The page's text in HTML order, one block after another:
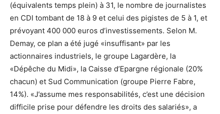
(équivalents temps plein) à 31, le nombre de journalistes
en CDI tombant de 18 à 9 et celui des pigistes de 5 à 1, et
prévoyant 400 000 euros d’investissements. Selon M.
Demay, ce plan a été jugé «insuffisant» par les
actionnaires industriels, le groupe Lagardère, la
«Dépêche du Midi», la Caisse d’Epargne régionale (20%
chacun) et Sud Communication (groupe Pierre Fabre,
14%). «J’assume mes responsabilités, c’est une décision
difficile prise pour défendre les droits des salariés», a